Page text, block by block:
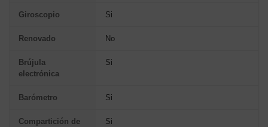
Giroscopio Si
Renovado No
Brújula
electrónica
Si
Barómetro Si
Compartición de
Si